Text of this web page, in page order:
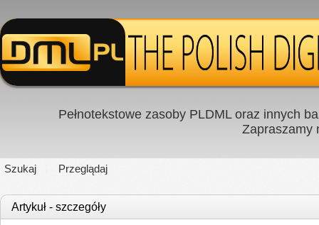
Pełnotekstowe zasoby PLDML oraz innych
Zapraszamy
Szukaj Przeglądaj
Artykuł - szczegóły